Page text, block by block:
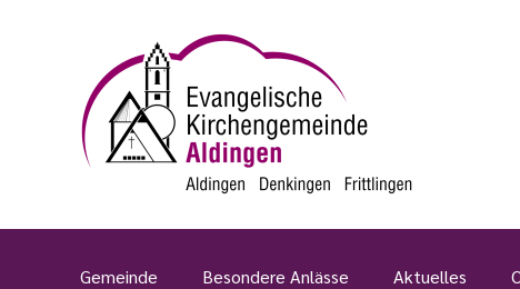
Gemeinde Besondere Anlässe Aktuelles